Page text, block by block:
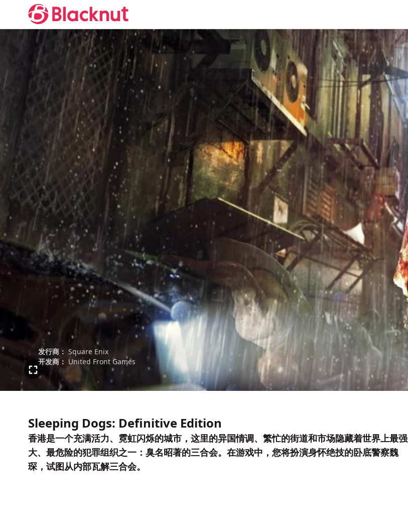
发行商： Square Enix
开发商： United Front Games
Sleeping Dogs: Definitive Edition
香港是一个充满活力、霓虹闪烁的城市，这里的异国情调、繁忙的街道和市场隐藏着世界上最强
大、最危险的犯罪组织之一：臭名昭著的三合会。在游戏中，您将扮演身怀绝技的卧底警察魏
琛，试图从内部瓦解三合会。